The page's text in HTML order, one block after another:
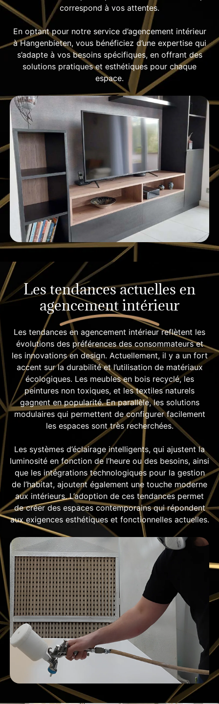
correspond à vos attentes.
En optant pour notre service d’agencement intérieur
à Hangenbieten, vous bénéficiez d’une expertise qui
s’adapte à vos besoins spécifiques, en offrant des
solutions pratiques et esthétiques pour chaque
espace.
Les tendances actuelles en
agencement intérieur
Les tendances en agencement intérieur reflètent les
évolutions des préférences des consommateurs et
les innovations en design. Actuellement, il y a un fort
accent sur la durabilité et l’utilisation de matériaux
écologiques. Les meubles en bois recyclé, les
peintures non toxiques, et les textiles naturels
gagnent en popularité. En parallèle, les solutions
modulaires qui permettent de configurer facilement
les espaces sont très recherchées.
Les systèmes d’éclairage intelligents, qui ajustent la
luminosité en fonction de l’heure ou des besoins, ainsi
que les intégrations technologiques pour la gestion
de l’habitat, ajoutent également une touche moderne
aux intérieurs. L’adoption de ces tendances permet
de créer des espaces contemporains qui répondent
aux exigences esthétiques et fonctionnelles actuelles.